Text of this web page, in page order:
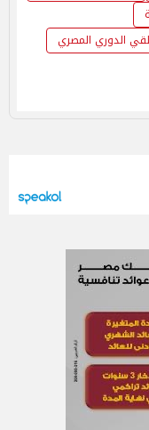
الدوري المصري